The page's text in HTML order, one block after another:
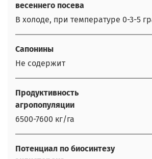
весеннего посева
В холоде, при температуре 0-3-5
Сапонины
Не содержит
Продуктивность
агропопуляции
6500-7600 кг/га
Потенциал по биосинтезу